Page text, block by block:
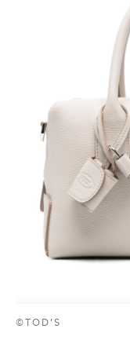
©TOD’S